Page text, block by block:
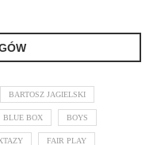
BARTOSZ JAGIELSKI
BLUE BOX BOYS
FAIR PLAY